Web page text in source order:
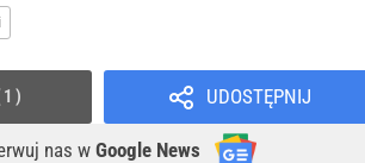
UDOSTĘPNIJ
nas w Google News
1